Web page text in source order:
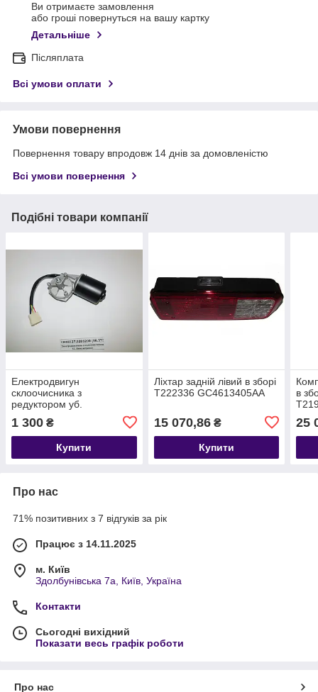
Ви отримаєте замовлення
або гроші повернуться на вашу картку
Детальніше
Післяплата
Всі умови оплати
Умови повернення
Повернення товару впродовж 14 днів за домовленістю
Всі умови повернення
Подібні товари компанії
Електродвигун
склоочисника з
редуктором уб.
моторедуктор 24 В, 7,2 Вт
КАМАЗ, МАЗ, КРАЗ
1 300 ₴
Купити
Ліхтар задній лівий в зборі
T222336 GC4613405AA
15 070,86₴
Купити
в
25
Про нас
71% позитивних з 7 відгуків за рік
Працює з 14.11.2025
м. Київ
Здолбунівська 7а, Київ, Україна
Контакти
Сьогодні вихідний
Показати весь графік роботи
Про нас